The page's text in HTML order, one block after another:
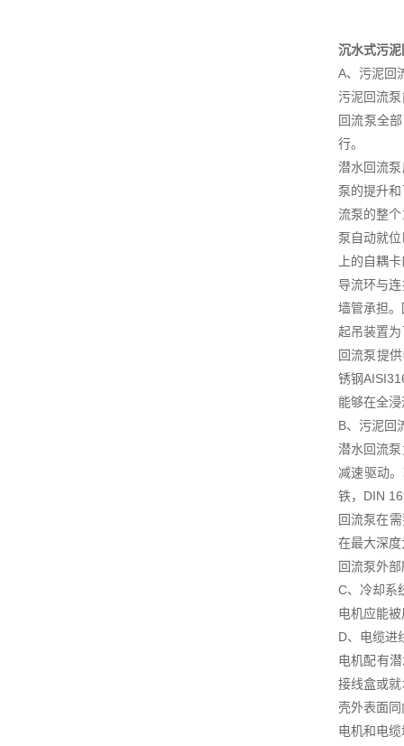
沉水式污
A、污泥回
污泥回流
回流泵全
行。
潜水回流
泵的提升
流泵的整
泵自动就
上的自耦
导流环与
墙管承担
起吊装置
回流泵提
锈钢
能够在全
B、污泥回
潜水回流
减速驱动
铁，DIN
回流泵在
在最大深
回流泵外
C、冷却系
电机应能
D、电缆进
电机配有
接线盒或
壳外表面
电机和电